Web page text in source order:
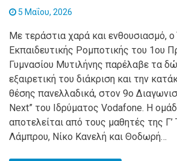
5 Μαΐου, 2026
Με τεράστια χαρά και ενθουσιασμό, ο
Εκπαιδευτικής Ρομποτικής του 1ου
Γυμνασίου Μυτιλήνης παρέλαβε τα
εξαιρετική του διάκριση και την
θέσης πανελλαδικά, στον 9ο
Next” του Ιδρύματος Vodafone. Η
αποτελείται από τους μαθητές της
Λάμπρου, Νίκο Κανελή και Θοδωρή…